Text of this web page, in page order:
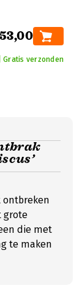
Gratis verzonden
ontbreken
grote
die met
te maken